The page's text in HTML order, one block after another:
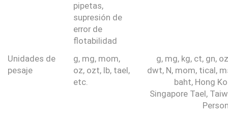
pipetas,
supresión de
error de
flotabilidad
Unidades de
pesaje
g, mg, mom,
oz, ozt, lb, tael,
etc.
g, mg, kg, ct, gn,
dwt, N, mom, tical,
baht, Hong
Singapore Tael,